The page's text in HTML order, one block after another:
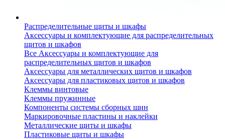
Распределительные щиты и шкафы
Аксессуары и комплектующие для распределительных
щитов и шкафов
Все Аксессуары и комплектующие для
распределительных щитов и шкафов
Аксессуары для металлических щитов и шкафов
Аксессуары для пластиковых щитов и шкафов
Клеммы винтовые
Клеммы пружинные
Компоненты системы сборных шин
Маркировочные пластины и наклейки
Металлические щиты и шкафы
Пластиковые щиты и шкафы